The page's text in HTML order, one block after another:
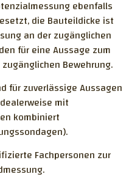
IN DER
NACH SIA
UND
ebenfalls
die Bauteildicke ist
an der zugänglichen
für eine Aussage zum
Bewehrung.
für zuverlässige Aussagen
mit
kombiniert
Fachpersonen zur